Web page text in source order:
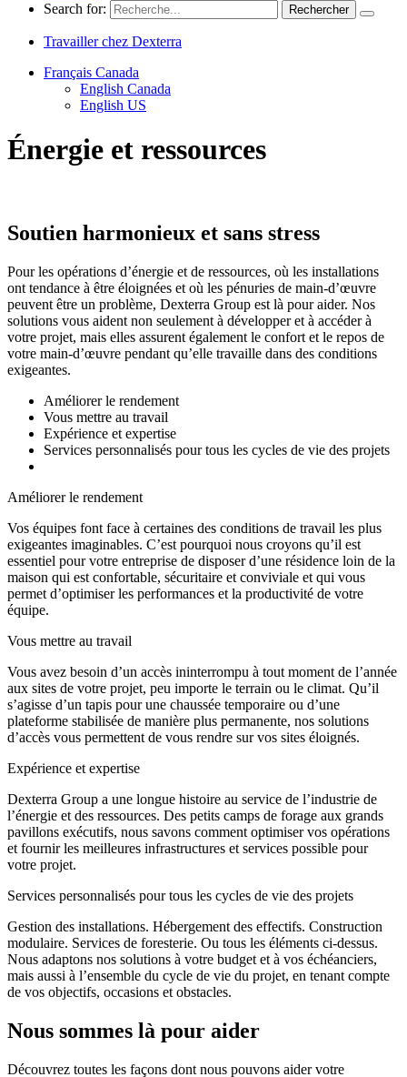
Search for:
Travailler chez Dexterra
Français Canada
English Canada
English US
Énergie et ressources
Soutien harmonieux et sans stress
Pour les opérations d’énergie et de ressources, où les installations
ont tendance à être éloignées et où les pénuries de main-d’œuvre
peuvent être un problème, Dexterra Group est là pour aider. Nos
solutions vous aident non seulement à développer et à accéder à
votre projet, mais elles assurent également le confort et le repos de
votre main-d’œuvre pendant qu’elle travaille dans des conditions
exigeantes.
Améliorer le rendement
Vous mettre au travail
Expérience et expertise
Services personnalisés pour tous les cycles de vie des projets
Améliorer le rendement
Vos équipes font face à certaines des conditions de travail les plus
exigeantes imaginables. C’est pourquoi nous croyons qu’il est
essentiel pour votre entreprise de disposer d’une résidence loin de la
maison qui est confortable, sécuritaire et conviviale et qui vous
permet d’optimiser les performances et la productivité de votre
équipe.
Vous mettre au travail
Vous avez besoin d’un accès ininterrompu à tout moment de l’année
aux sites de votre projet, peu importe le terrain ou le climat. Qu’il
s’agisse d’un tapis pour une chaussée temporaire ou d’une
plateforme stabilisée de manière plus permanente, nos solutions
d’accès vous permettent de vous rendre sur vos sites éloignés.
Expérience et expertise
Dexterra Group a une longue histoire au service de l’industrie de
l’énergie et des ressources. Des petits camps de forage aux grands
pavillons exécutifs, nous savons comment optimiser vos opérations
et fournir les meilleures infrastructures et services possible pour
votre projet.
Services personnalisés pour tous les cycles de vie des projets
Gestion des installations. Hébergement des effectifs. Construction
modulaire. Services de foresterie. Ou tous les éléments ci-dessus.
Nous adaptons nos solutions à votre budget et à vos échéanciers,
mais aussi à l’ensemble du cycle de vie du projet, en tenant compte
de vos objectifs, occasions et obstacles.
Nous sommes là pour aider
Découvrez toutes les façons dont nous pouvons aider votre